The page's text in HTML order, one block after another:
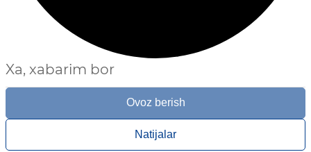
Xa, xabarim bor
Ovoz berish
Natijalar